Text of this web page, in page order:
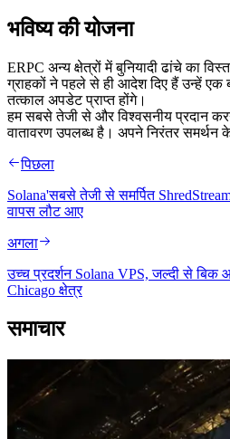
भविष्य की योजना
ERPC अन्य क्षेत्रों में बुनियादी ढांचे का
ग्राहकों ने पहले से ही आदेश दिए हैं उन्हें एक
तत्काल अपडेट प्राप्त होंगे।
हम सबसे तेजी से और विश्वसनीय प्रदान
वातावरण उपलब्ध है। अपने निरंतर समर्थन
पिछला
Solana'सबसे तेजी से समर्पित
वापस लौट आए
अगला
उच्च प्रदर्शन Solana VPS, जल्दी से
Chicago क्षेत्र
समाचार